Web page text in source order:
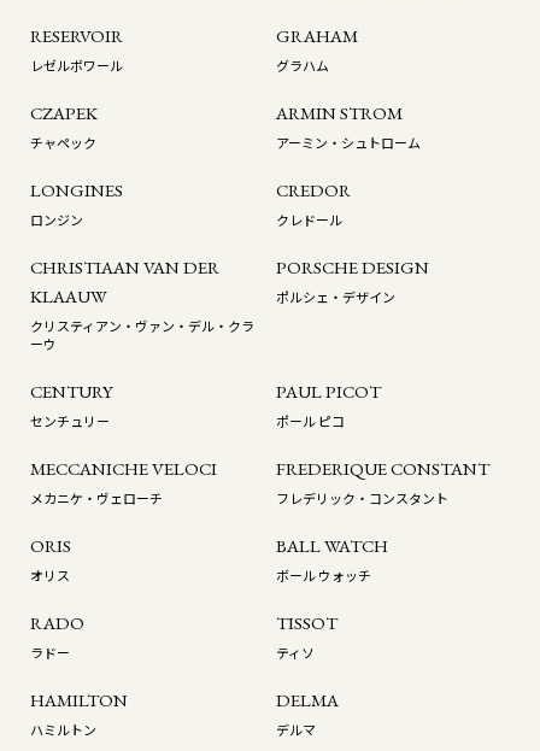
RESERVOIR
レゼルボワール
GRAHAM
グラハム
CZAPEK
チャペック
ARMIN STROM
アーミン・シュトローム
LONGINES
ロンジン
CREDOR
クレドール
CHRISTIAAN VAN DER
KLAAUW
クリスティアン・ヴァン・デル・クラ
ーウ
PORSCHE DESIGN
ポルシェ・デザイン
CENTURY
センチュリー
PAUL PICOT
ポール ピコ
MECCANICHE VELOCI
メカニケ・ヴェローチ
FREDERIQUE CONSTANT
フレデリック・コンスタント
ORIS
オリス
BALL WATCH
ボール ウォッチ
RADO
ラドー
TISSOT
ティソ
HAMILTON
ハミルトン
DELMA
デルマ